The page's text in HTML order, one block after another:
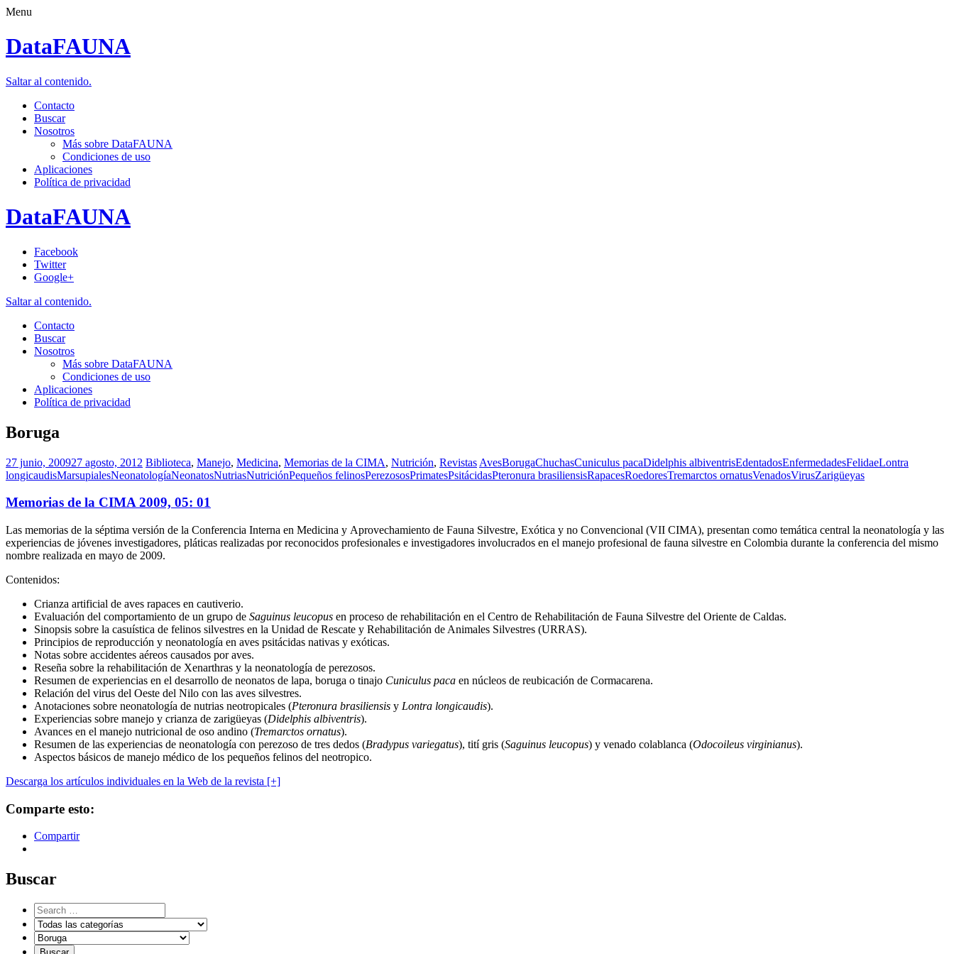
Menu
DataFAUNA
Saltar al contenido.
Contacto
Buscar
Nosotros
Más sobre DataFAUNA
Condiciones de uso
Aplicaciones
Política de privacidad
DataFAUNA
Facebook
Twitter
Google+
Saltar al contenido.
Contacto
Buscar
Nosotros
Más sobre DataFAUNA
Condiciones de uso
Aplicaciones
Política de privacidad
Boruga
27 junio, 200927 agosto, 2012 Biblioteca, Manejo, Medicina, Memorias de la CIMA, Nutrición, Revistas AvesBorugaChuchasCuniculus pacaDidelphis albiventrisEdentadosEnfermedadesFelidaeLontra
longicaudisMarsupialesNeonatologíaNeonatosNutriasNutriciónPequeños felinosPerezososPrimatesPsitácidasPteronura brasiliensisRapacesRoedoresTremarctos ornatusVenadosVirusZarigüeyas
Memorias de la CIMA 2009, 05: 01
Las memorias de la séptima versión de la Conferencia Interna en Medicina y Aprovechamiento de Fauna Silvestre, Exótica y no Convencional (VII CIMA), presentan como temática central la neonatología y las
experiencias de jóvenes investigadores, pláticas realizadas por reconocidos profesionales e investigadores involucrados en el manejo profesional de fauna silvestre en Colombia durante la conferencia del mismo
nombre realizada en mayo de 2009.
Contenidos:
Crianza artificial de aves rapaces en cautiverio.
Evaluación del comportamiento de un grupo de Saguinus leucopus en proceso de rehabilitación en el Centro de Rehabilitación de Fauna Silvestre del Oriente de Caldas.
Sinopsis sobre la casuística de felinos silvestres en la Unidad de Rescate y Rehabilitación de Animales Silvestres (URRAS).
Principios de reproducción y neonatología en aves psitácidas nativas y exóticas.
Notas sobre accidentes aéreos causados por aves.
Reseña sobre la rehabilitación de Xenarthras y la neonatología de perezosos.
Resumen de experiencias en el desarrollo de neonatos de lapa, boruga o tinajo Cuniculus paca en núcleos de reubicación de Cormacarena.
Relación del virus del Oeste del Nilo con las aves silvestres.
Anotaciones sobre neonatología de nutrias neotropicales (Pteronura brasiliensis y Lontra longicaudis).
Experiencias sobre manejo y crianza de zarigüeyas (Didelphis albiventris).
Avances en el manejo nutricional de oso andino (Tremarctos ornatus).
Resumen de las experiencias de neonatología con perezoso de tres dedos (Bradypus variegatus), tití gris (Saguinus leucopus) y venado colablanca (Odocoileus virginianus).
Aspectos básicos de manejo médico de los pequeños felinos del neotropico.
Descarga los artículos individuales en la Web de la revista [+]
Comparte esto:
Compartir
Buscar